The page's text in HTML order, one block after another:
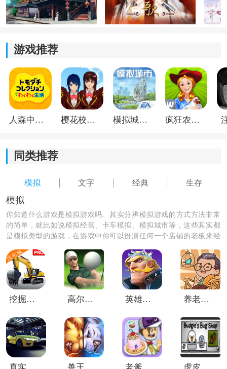
1、去不去都不会影响后续剧情，不过喜欢龙尧离线路的
玩家建议选择前往。
2、这一段同样不会影响剧情发展，建议直接选择“走”，
否则和前面不去的效果差不多。
3、箭头可以随意点击，最终都会进入后续剧情。
4、两个选项先点哪个都一样，只是观看剧情的顺序不
同。
6、选择“抽回来”，可获得勇气+1。
8、选择“外出逛逛”。
9、前往“御花园”。
10、选择“原谅芳秀”，可获得人心+1。
11、选择“你没事吧？”，获得人心+1。
12、选择“呃……谢谢你”，不会增加暮衍好感。
13、选择“昨夜刺客可有捉到？”，同样不会增加暮衍好
感。
游戏推荐
人森中文版 樱花校园模拟器1.048.00中文版 模拟城市我是巿长联机版 疯狂农场3美国派19
同类推荐
模拟 文字 经典 生存
模拟
你知道什么游戏是模拟游戏吗、其实分辨模拟游戏的方式方法非常
的简单，就比如说模拟经营、卡车模拟、模拟城市等，这些其实都
是模拟类型的游戏，在游戏中你可以扮演任何一个店铺的老板来经
挖掘机模拟器重制版 高尔夫之王世界巡回赛 英雄之冠 养老院模拟器手机版